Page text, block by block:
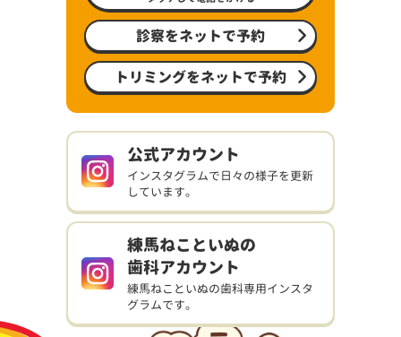
診察をネットで予約
トリミングをネットで予約
公式アカウント
インスタグラムで日々の様子を更新
しています。
練馬ねこといぬの
歯科アカウント
練馬ねこといぬの歯科専用インスタ
グラムです。